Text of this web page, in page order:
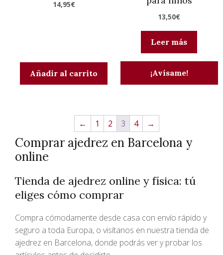
14,95€
Añadir al carrito
13,50€
Leer más
¡Avísame!
← 1 2 3 4 →
Comprar ajedrez en Barcelona y
online
Tienda de ajedrez online y física: tú
eliges cómo comprar
Compra cómodamente desde casa con envío rápido y
seguro a toda Europa, o visítanos en nuestra tienda de
ajedrez en Barcelona, donde podrás ver y probar los